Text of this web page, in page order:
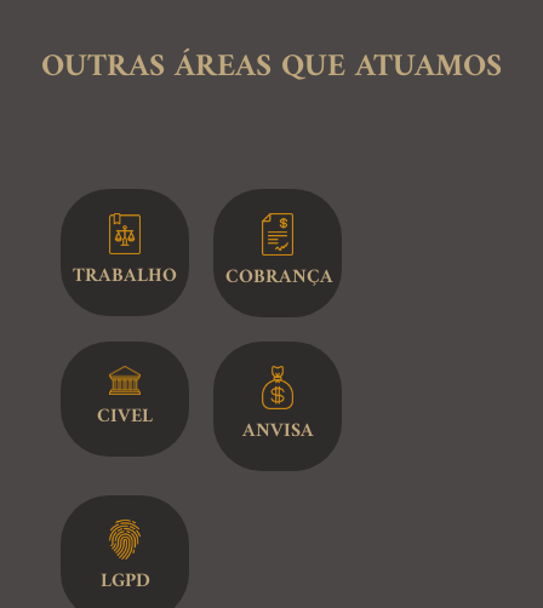
OUTRAS ÁREAS QUE ATUAMOS
TRABALHO COBRANÇA
CIVEL ANVISA
LGPD